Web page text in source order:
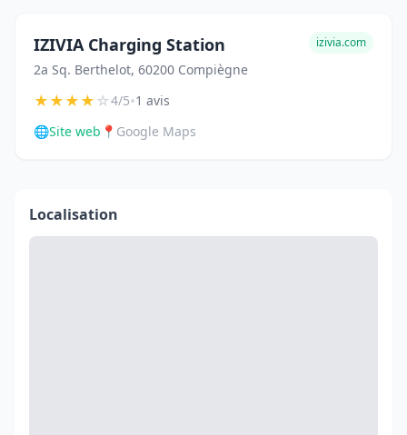
IZIVIA Charging Station
2a Sq. Berthelot, 60200 Compiègne
izivia.com
★★★★☆4/5•1 avis
🌐Site web 📍 Google Maps
Localisation